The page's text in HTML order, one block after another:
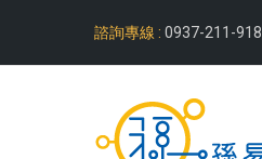
諮詢專線 : 0937-211-918